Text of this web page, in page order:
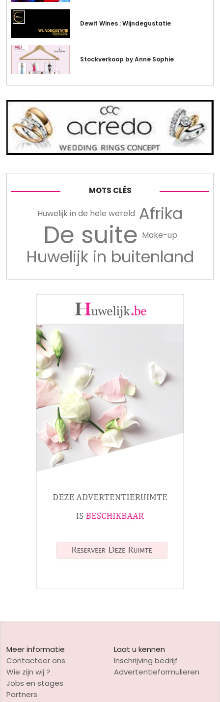
Dewit Wines : Wijndegustatie
Stockverkoop by Anne Sophie
MOTS CLÉS
Huwelijk in de hele wereld Afrika
De suite Make-up
Huwelijk in buitenland
Meer informatie
Contacteer ons
Wie zijn wij ?
Jobs en stages
Partners
Laat u kennen
Inschrijving bedrijf
Advertentieformulieren